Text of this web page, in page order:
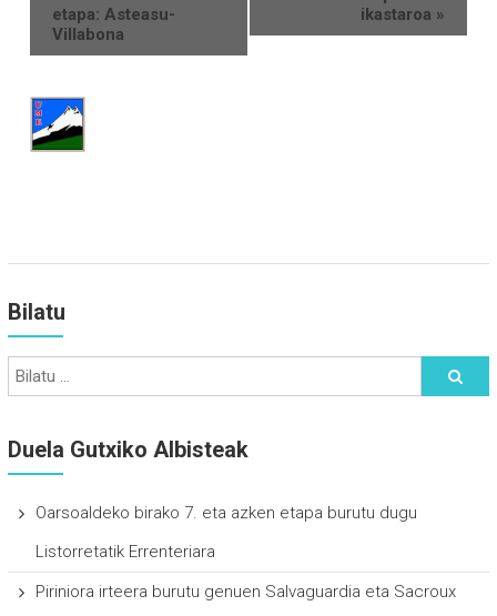
etapa: Asteasu-
Villabona
ikastaroa »
Bilatu
Duela Gutxiko Albisteak
Oarsoaldeko birako 7. eta azken etapa burutu dugu
Listorretatik Errenteriara
Piriniora irteera burutu genuen Salvaguardia eta Sacroux